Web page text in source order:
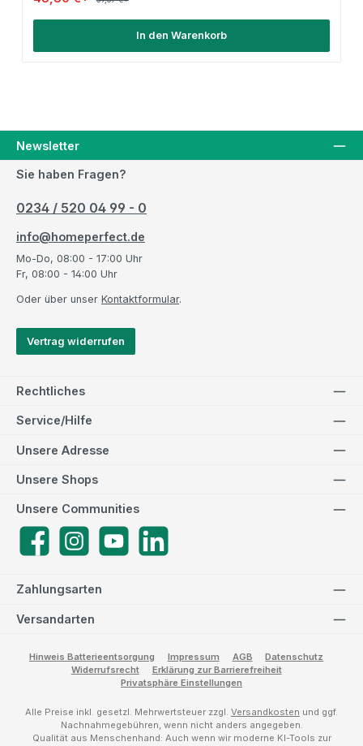
In den Warenkorb
Newsletter
Sie haben Fragen?
0234 / 520 04 99 - 0
info@homeperfect.de
Mo-Do, 08:00 - 17:00 Uhr
Fr, 08:00 - 14:00 Uhr
Oder über unser Kontaktformular.
Vertrag widerrufen
Rechtliches
Service/Hilfe
Zahlungsarten
Versandarten
Unsere Adresse
Unsere Communities
FacebookInstagramYouTube
Unsere Shops
Hinweis Batterieentsorgung Impressum AGB
Datenschutz
Widerrufsrecht
Erklärung zur Barrierefreiheit
Privatsphäre Einstellungen
Alle Preise inkl. gesetzl. Mehrwertsteuer zzgl. Versandkosten und ggf.
Nachnahmegebühren, wenn nicht anders angegeben.
Qualität aus Menschenhand: Auch wenn wir moderne KI-Tools zur